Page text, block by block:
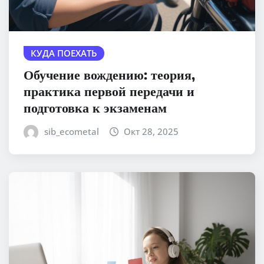
КУДА ПОЕХАТЬ
Обучение вождению: теория,
практика первой передачи и
подготовка к экзаменам
sib_ecometal Окт 28, 2025